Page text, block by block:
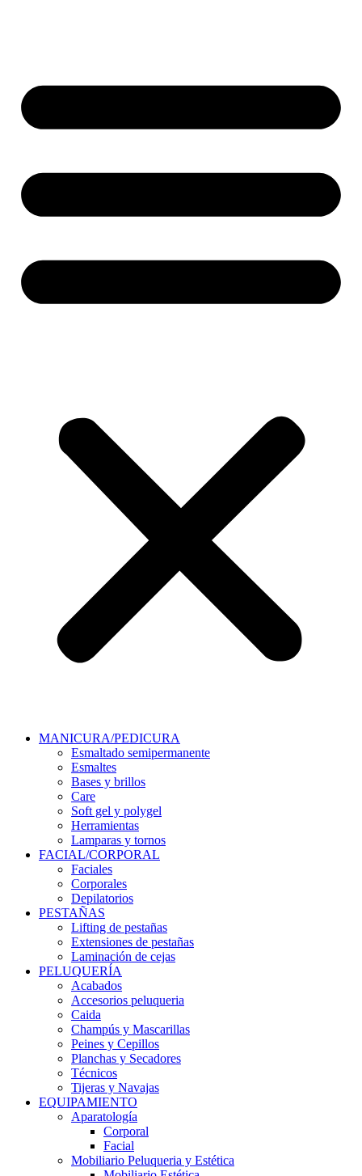
MANICURA/PEDICURA
Esmaltado semipermanente
Esmaltes
Bases y brillos
Care
Soft gel y polygel
Herramientas
Lamparas y tornos
FACIAL/CORPORAL
Faciales
Corporales
Depilatorios
PESTAÑAS
Lifting de pestañas
Extensiones de pestañas
Laminación de cejas
PELUQUERÍA
Acabados
Accesorios peluqueria
Caida
Champús y Mascarillas
Peines y Cepillos
Planchas y Secadores
Técnicos
Tijeras y Navajas
EQUIPAMIENTO
Aparatología
Corporal
Facial
Mobiliario Peluqueria y Estética